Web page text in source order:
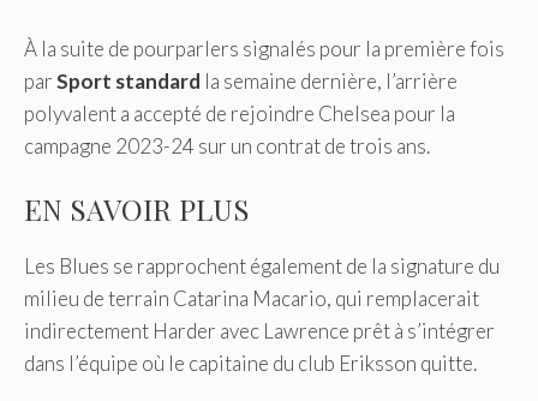
À la suite de pourparlers signalés pour la première fois
parSport standard la semaine dernière, l’arrière
polyvalent a accepté de rejoindre Chelsea pour la
campagne 2023-24 sur un contrat de trois ans.
EN SAVOIR PLUS
Les Blues se rapprochent également de la signature du
milieu de terrain Catarina Macario, qui remplacerait
indirectement Harder avec Lawrence prêt à s’intégrer
dans l’équipe où le capitaine du club Eriksson quitte.